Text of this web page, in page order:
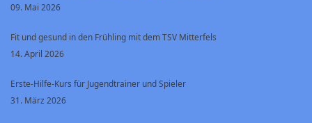
09. Mai 2026
Fit und gesund in den Frühling mit dem TSV Mitterfels
14. April 2026
Erste-Hilfe-Kurs für Jugendtrainer und Spieler
31. März 2026